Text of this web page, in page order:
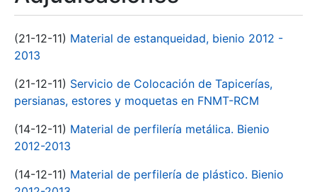
(21-12-11) Material de estanqueidad, bienio 2012 -
2013
(21-12-11) Servicio de Colocación de Tapicerías,
persianas, estores y moquetas en FNMT-RCM
(14-12-11) Material de perfilería metálica. Bienio
2012-2013
(14-12-11) Material de perfilería de plástico. Bienio